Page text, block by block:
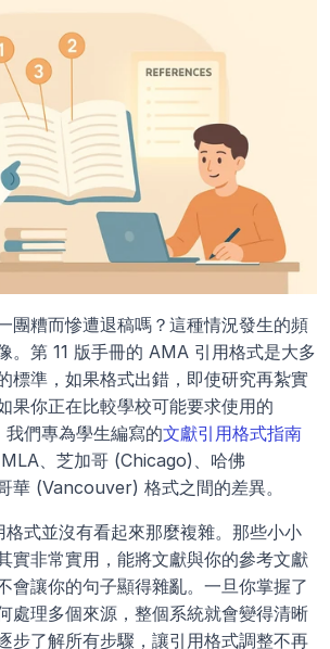
團糟而慘遭退稿嗎？這種情況發生的頻
。第 11 版手冊的 AMA 引用格式是大多
標準，如果格式出錯，即使研究再紮實
果你正在比較學校可能要求使用的
們專為學生編寫的文獻引用格式指南
、芝加哥 (Chicago)、哈佛
華 (Vancouver) 格式之間的差異。
式並沒有看起來那麼複雜。那些小小
實非常實用，能將文獻與你的參考文獻
會讓你的句子顯得雜亂。一旦你掌握了
處理多個來源，整個系統就會變得清晰
步了解所有步驟，讓引用格式調整不再